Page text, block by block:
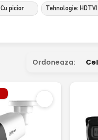
picior Tehnologie: HDTVI
Ordoneaza: